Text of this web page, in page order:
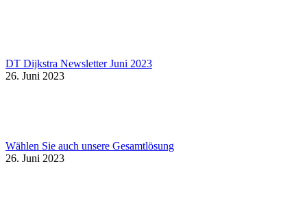
DT Dijkstra Newsletter Juni 2023
26. Juni 2023
Wählen Sie auch unsere Gesamtlösung
26. Juni 2023